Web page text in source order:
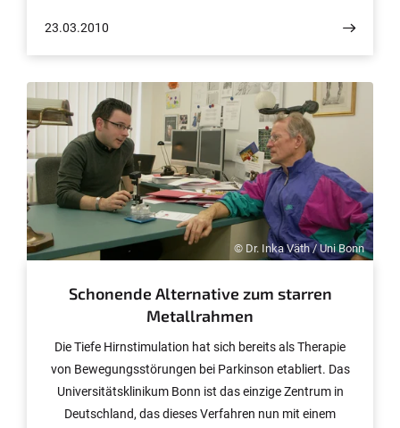
der Universitäten Bonn, Göttingen und Yale, die sie jetzt
in den Proceedings of the Royal Society London
veröffentlicht haben. Gefördert wurde die Studie von der
Akademie der Wissenschaften und der Literatur Mainz
und dem Bundesministerium für Bildung und Forschung
(BMBF).
23.03.2010
© Dr. Inka Väth / Uni Bonn
Schonende Alternative zum starren
Metallrahmen
Die Tiefe Hirnstimulation hat sich bereits als Therapie
von Bewegungsstörungen bei Parkinson etabliert. Das
Universitätsklinikum Bonn ist das einzige Zentrum in
Deutschland, das dieses Verfahren nun mit einem